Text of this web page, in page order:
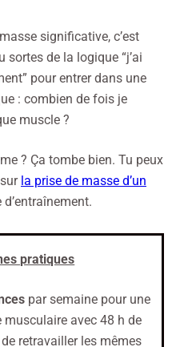
significative, c’est
de la logique “j’ai
pour entrer dans une
: combien de fois je
muscle ?
? Ça tombe bien. Tu peux
la prise de masse d’un
pratiques
par semaine pour une
musculaire avec 48 h de
retravailler les mêmes